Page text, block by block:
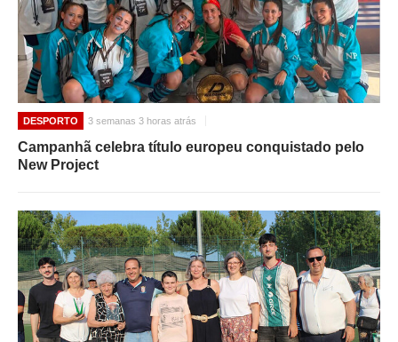
DESPORTO 3 semanas 3 horas atrás
Campanhã celebra título europeu conquistado pelo
New Project